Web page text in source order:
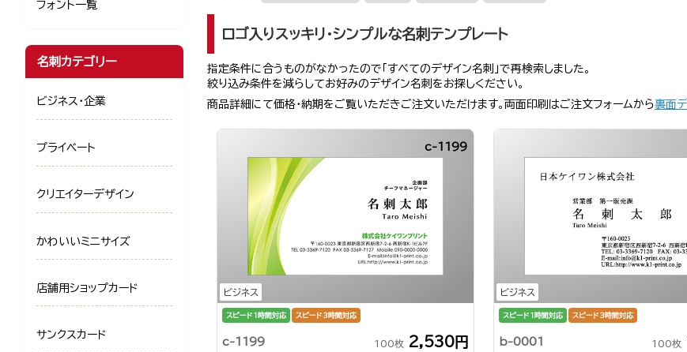
ロゴ入りスッキリ・シンプルな名刺テンプレート
指定条件に合うものがなかったので「すべてのデザイン名刺」で再検索しました。
絞り込み条件を減らしてお好みのデザイン名刺をお探しください。
商品詳細にて価格・納期をご覧いただきご注文いただけます。両面印刷はご注文フォームから裏面
ビジネス
c-1199
スピード1時間対応 スピード3時間対応
c-1199 100枚 2,530円
ビジネス
スピード1時間対応 スピード3時間対応
b-0001 100枚
フォント一覧
名刺カテゴリー
ビジネス・企業
プライベート
クリエイターデザイン
かわいいミニサイズ
店舗用ショップカード
サンクスカード